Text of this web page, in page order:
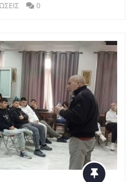
0